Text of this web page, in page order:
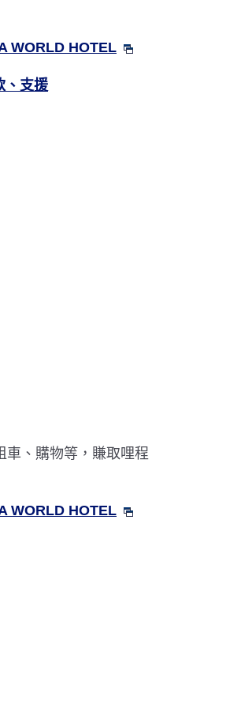
WORLD HOTEL
、支援
車、購物等，賺取哩程
WORLD HOTEL